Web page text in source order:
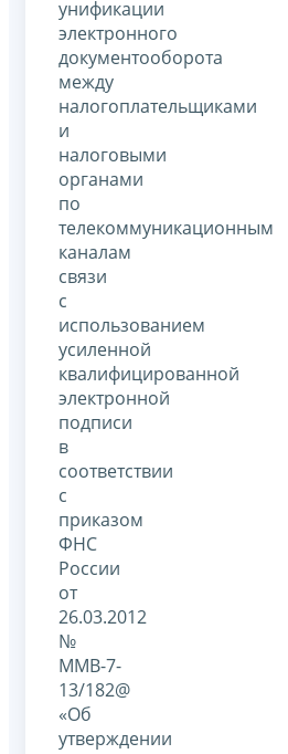
унификации
электронного
документооборота
между
налогоплательщиками
и
налоговыми
органами
по
телекоммуникационным
каналам
связи
с
использованием
усиленной
квалифицированной
электронной
подписи
в
соответствии
с
приказом
ФНС
России
от
26.03.2012
№
ММВ-7-
13/182@
«Об
утверждении